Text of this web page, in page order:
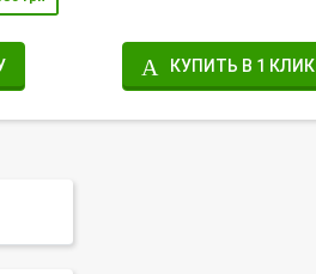
КУПИТЬ В 1 КЛИК